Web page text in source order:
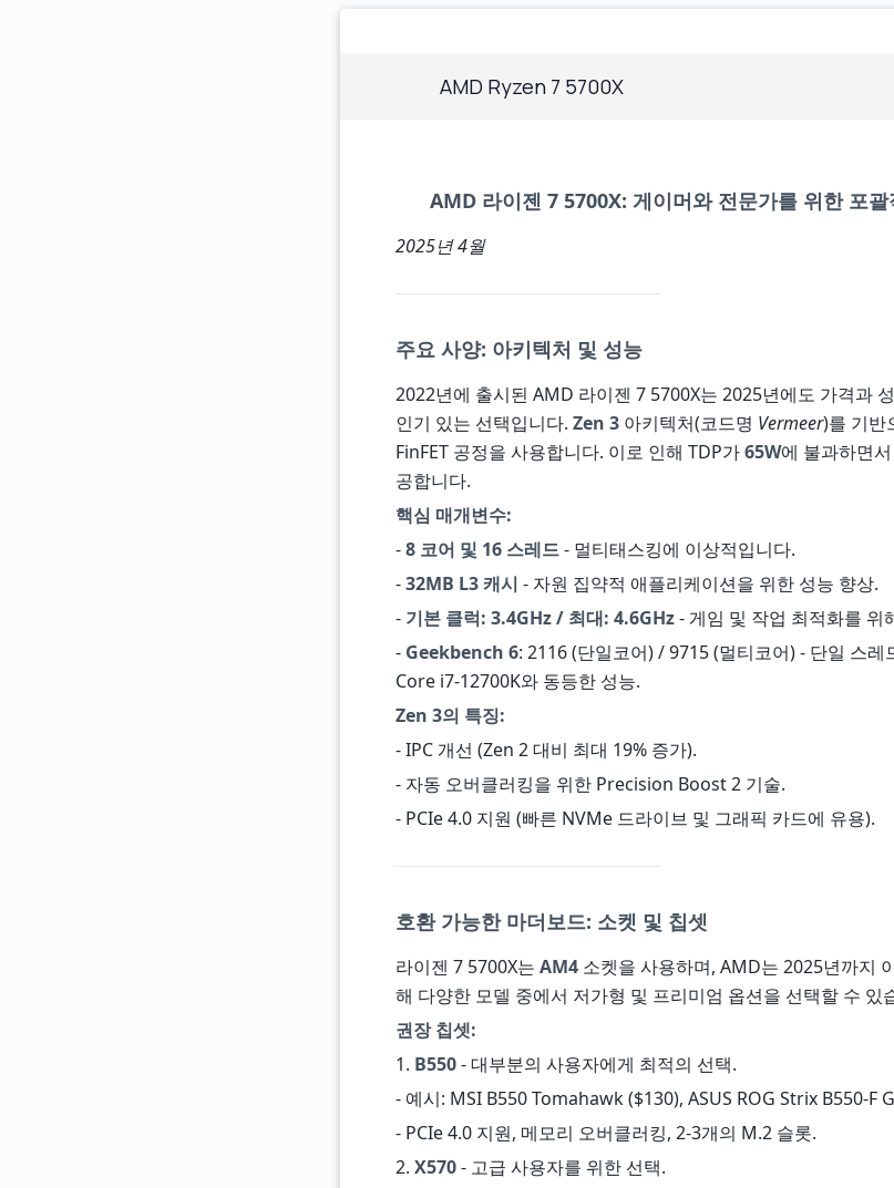
AMD Ryzen 7 5700X
AMD 라이젠 7 5700X: 게이머와 전문가를 위한 포
2025년 4월
주요 사양: 아키텍처 및 성능
2022년에 출시된 AMD 라이젠 7 5700X는 2025년에도 가격과
인기 있는 선택입니다. Zen 3 아키텍처(코드명 Vermeer)를 기반
FinFET 공정을 사용합니다. 이로 인해 TDP가65W에 불과하면
공합니다.
핵심 매개변수:
-8 코어 및 16 스레드- 멀티태스킹에 이상적입니다.
-32MB L3 캐시 - 자원 집약적 애플리케이션을 위한 성능 향상.
- 기본 클럭: 3.4GHz / 최대: 4.6GHz- 게임 및 작업 최적화를 위
- Geekbench 6: 2116 (단일코어) / 9715 (멀티코어) - 단일 스
Core i7-12700K와 동등한 성능.
Zen 3의 특징:
- IPC 개선 (Zen 2 대비 최대 19% 증가).
- 자동 오버클러킹을 위한 Precision Boost 2 기술.
- PCIe 4.0 지원 (빠른 NVMe 드라이브 및 그래픽 카드에 유용).
호환 가능한 마더보드: 소켓 및 칩셋
라이젠 7 5700X는 AM4 소켓을 사용하며, AMD는 2025년까지
해 다양한 모델 중에서 저가형 및 프리미엄 옵션을 선택할 수 있
권장 칩셋:
1. B550- 대부분의 사용자에게 최적의 선택.
- 예시: MSI B550 Tomahawk ($130), ASUS ROG Strix B550-F
- PCIe 4.0 지원, 메모리 오버클러킹, 2-3개의 M.2 슬롯.
2. X570- 고급 사용자를 위한 선택.